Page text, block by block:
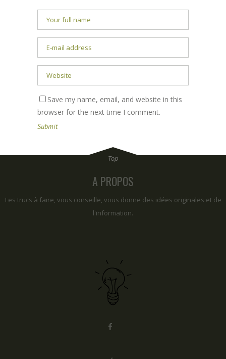
Save my name, email, and website in this
browser for the next time I comment.
A PROPOS
Les trucs à faire, vous conseille, vous donne des idées originales et de
l'information.